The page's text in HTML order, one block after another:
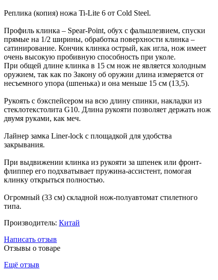
Реплика (копия) ножа Ti-Lite 6 от Cold Steel.
Профиль клинка – Spear-Point, обух с фальшлезвием, спуски
прямые на 1/2 ширины, обработка поверхности клинка –
сатинирование. Кончик клинка острый, как игла, нож имеет
очень высокую пробивную способность при уколе.
При общей длине клинка в 15 см нож не является холодным
оружием, так как по Закону об оружии длина измеряется от
несъемного упора (шпенька) и она меньше 15 см (13,5).
Рукоять с бэкспейсером на всю длину спинки, накладки из
стеклотекстолита G10. Длина рукояти позволяет держать нож
двумя руками, как меч.
Лайнер замка Liner-lock с площадкой для удобства
закрывания.
При выдвижении клинка из рукояти за шпенек или фронт-
флиппер его подхватывает пружина-ассистент, помогая
клинку открыться полностью.
Огромный (33 см) складной нож-полуавтомат стилетного
типа.
Производитель: Китай
Написать отзыв
Отзывы о товаре
Ещё отзыв